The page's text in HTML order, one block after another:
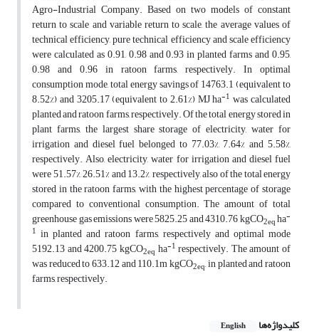
Agro-Industrial Company. Based on two models of constant
return to scale and variable return to scale, the average values of
technical efficiency, pure technical efficiency and scale efficiency
were calculated as 0.91, 0.98 and 0.93 in planted farms and 0.95,
0.98 and 0.96 in ratoon farms, respectively. In optimal
consumption mode, total energy savings of 14763.1 (equivalent to
8.52%) and 3205.17 (equivalent to 2.61%) MJ ha-1 was calculated
planted and ratoon farms, respectively. Of the total energy stored in
plant farms, the largest share storage of electricity, water for
irrigation and diesel fuel belonged to 77.03%, 7.64% and 5.58%,
respectively. Also, electricity, water for irrigation and diesel fuel
were 51.57%, 26.51% and 13.2%, respectively, also of the total energy
stored in the ratoon farms, with the highest percentage of storage
compared to conventional consumption. The amount of total
greenhouse gas emissions were 5825.25 and 4310.76 kgCO2eqha-
1 in planted and ratoon farms, respectively and optimal mode
5192.13 and 4200.75 kgCO2eq ha-1 respectively. The amount of
was reduced to 633.12 and 110.1m kgCO2eq, in planted and ratoon
farms, respectively.
کلیدواژه‌ها English